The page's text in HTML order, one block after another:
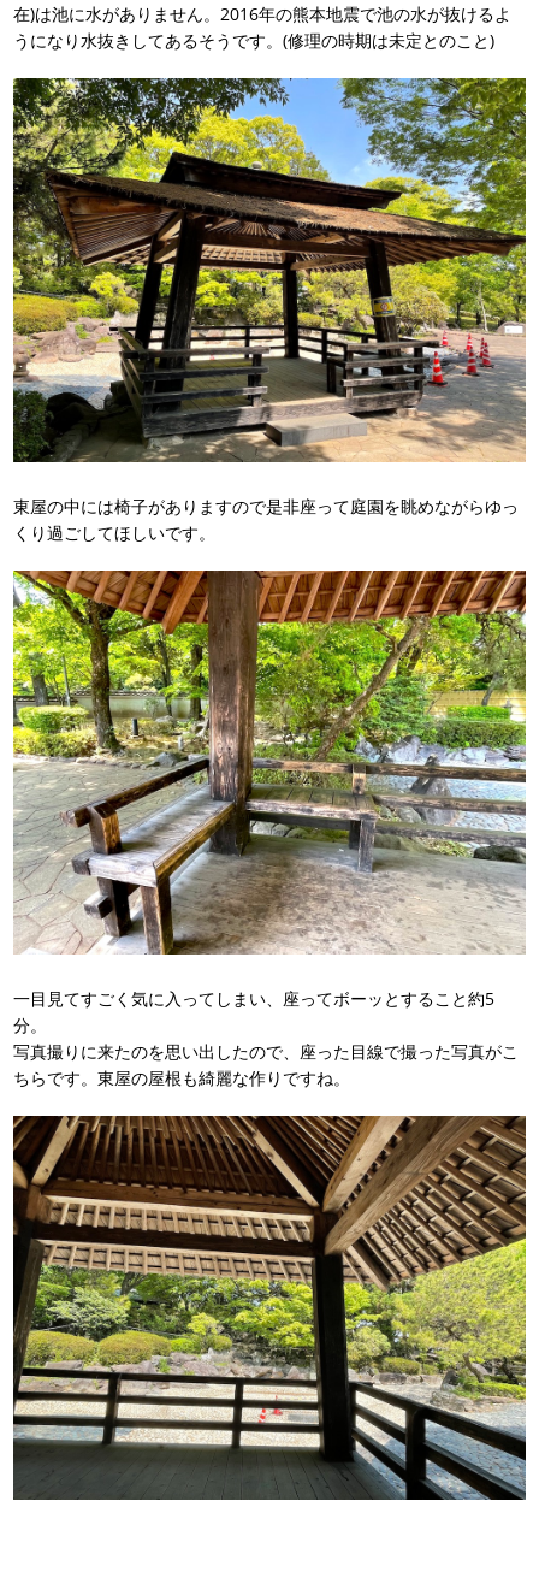
在)は池に水がありません。2016年の熊本地震で池の水が抜けるよ
うになり水抜きしてあるそうです。(修理の時期は未定とのこと)
東屋の中には椅子がありますので是非座って庭園を眺めながらゆっ
くり過ごしてほしいです。
一目見てすごく気に入ってしまい、座ってボーッとすること約5
分。
写真撮りに来たのを思い出したので、座った目線で撮った写真がこ
ちらです。東屋の屋根も綺麗な作りですね。